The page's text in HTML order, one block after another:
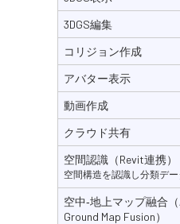
3DGS編集
コリジョン作成
アバター表示
動画作成
クラウド共有
空間認識（Revit連携）
空間構造を認識し分類デ
空中‐地上マップ融合
Ground Map Fusion）